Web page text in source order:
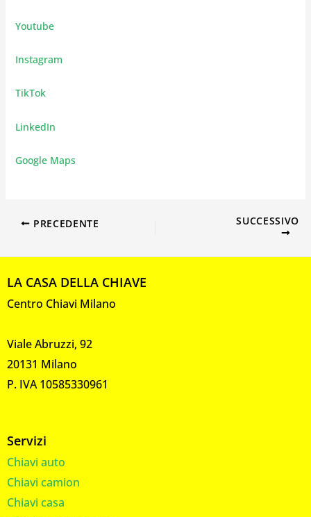
Youtube
Instagram
TikTok
LinkedIn
Google Maps
PRECEDENTE SUCCESSIVO
LA CASA DELLA CHIAVE
Centro Chiavi Milano
Viale Abruzzi, 92
20131 Milano
P. IVA 10585330961
Servizi
Chiavi auto
Chiavi camion
Chiavi casa